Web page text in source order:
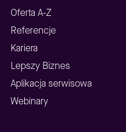
Oferta A-Z
Referencje
Kariera
Lepszy Biznes
Aplikacja serwisowa
Webinary